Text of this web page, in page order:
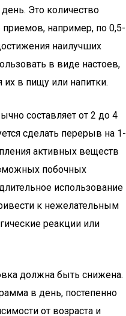
Это количество
например, по 0,5-
наилучших
в виде настоев,
в пищу или напитки.
составляет от 2 до 4
сделать перерыв на 1-
активных веществ
побочных
использование
к нежелательным
реакции или
должна быть снижена.
в день, постепенно
от возраста и